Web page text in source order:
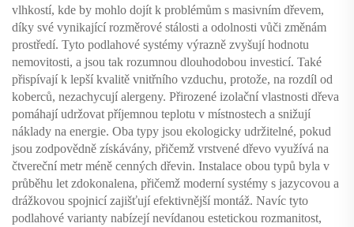
vlhkostí, kde by mohlo dojít k problémům s masivním dřevem,
díky své vynikající rozměrové stálosti a odolnosti vůči změnám
prostředí. Tyto podlahové systémy výrazně zvyšují hodnotu
nemovitosti, a jsou tak rozumnou dlouhodobou investicí. Také
přispívají k lepší kvalitě vnitřního vzduchu, protože, na rozdíl od
koberců, nezachycují alergeny. Přirozené izolační vlastnosti dřeva
pomáhají udržovat příjemnou teplotu v místnostech a snižují
náklady na energie. Oba typy jsou ekologicky udržitelné, pokud
jsou zodpovědně získávány, přičemž vrstvené dřevo využívá na
čtvereční metr méně cenných dřevin. Instalace obou typů byla v
průběhu let zdokonalena, přičemž moderní systémy s jazycovou a
drážkovou spojnicí zajišťují efektivnější montáž. Navíc tyto
podlahové varianty nabízejí nevídanou estetickou rozmanitost,